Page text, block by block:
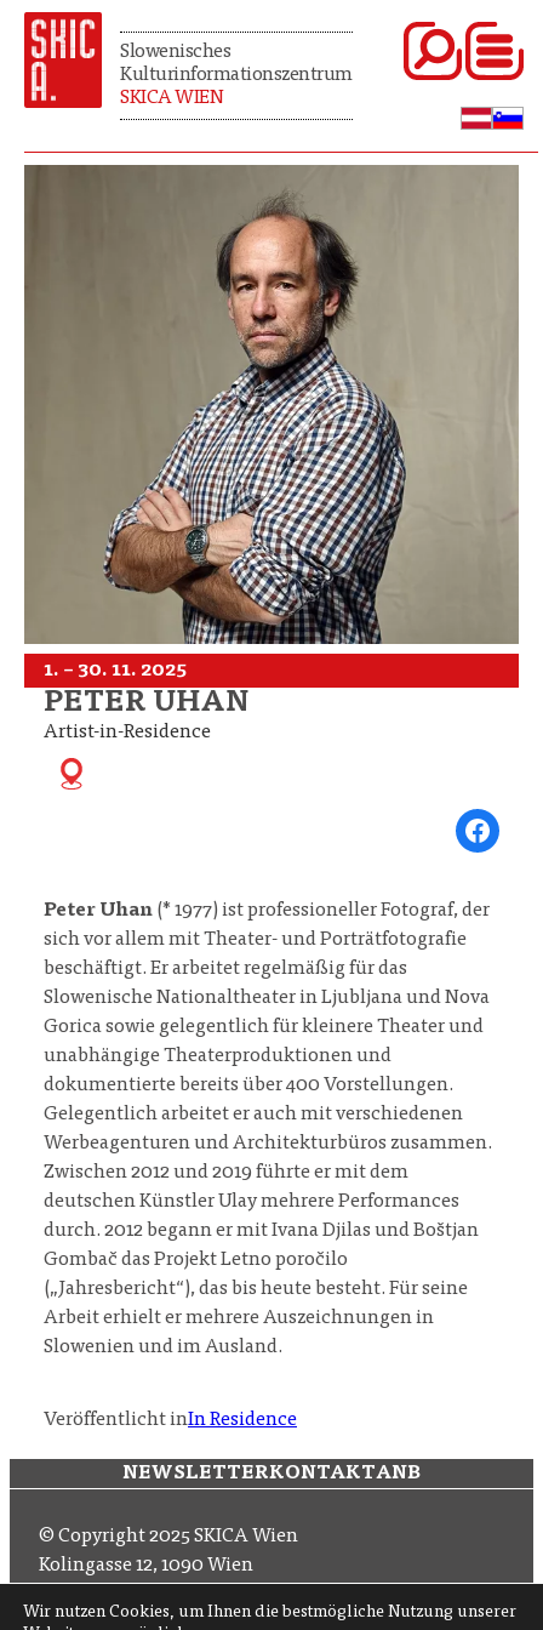
Slowenisches
Kulturinformationszentrum
SKICA WIEN
1. – 30. 11. 2025
PETER UHAN
Artist-in-Residence
Share on
Peter Uhan (* 1977) ist professioneller Fotograf, der
sich vor allem mit Theater- und Porträtfotografie
beschäftigt. Er arbeitet regelmäßig für das
Slowenische Nationaltheater in Ljubljana und Nova
Gorica sowie gelegentlich für kleinere Theater und
unabhängige Theaterproduktionen und
dokumentierte bereits über 400 Vorstellungen.
Gelegentlich arbeitet er auch mit verschiedenen
Werbeagenturen und Architekturbüros zusammen.
Zwischen 2012 und 2019 führte er mit dem
deutschen Künstler Ulay mehrere Performances
durch. 2012 begann er mit Ivana Djilas und Boštjan
Gombač das Projekt Letno poročilo
(„Jahresbericht“), das bis heute besteht. Für seine
Arbeit erhielt er mehrere Auszeichnungen in
Slowenien und im Ausland.
Veröffentlicht inIn Residence
Wir nutzen Cookies, um Ihnen die bestmögliche Nutzung unserer
NEWSLETTERKONTAKTANB
© Copyright 2025 SKICA Wien
Kolingasse 12, 1090 Wien
Tel+43 1 319 11 60 33